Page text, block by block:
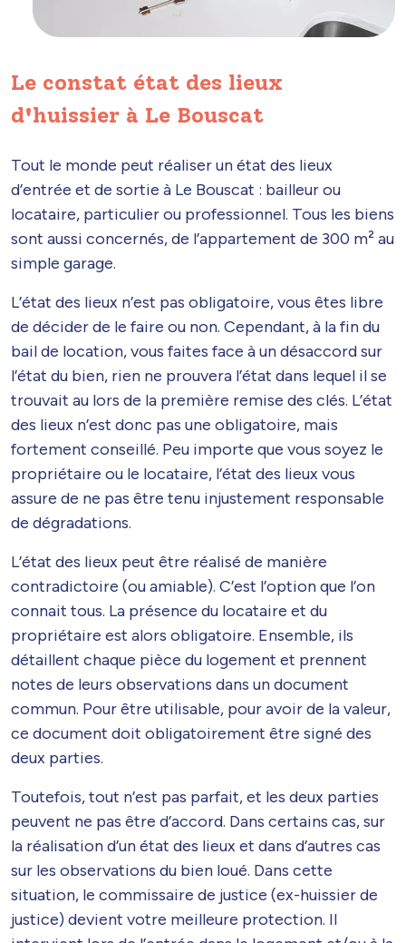
Le constat état des lieux
d'huissier à Le Bouscat
Tout le monde peut réaliser un état des lieux
d’entrée et de sortie à Le Bouscat : bailleur ou
locataire, particulier ou professionnel. Tous les biens
sont aussi concernés, de l’appartement de 300 m² au
simple garage.
L’état des lieux n’est pas obligatoire, vous êtes libre
de décider de le faire ou non. Cependant, à la fin du
bail de location, vous faites face à un désaccord sur
l’état du bien, rien ne prouvera l’état dans lequel il se
trouvait au lors de la première remise des clés. L’état
des lieux n’est donc pas une obligatoire, mais
fortement conseillé. Peu importe que vous soyez le
propriétaire ou le locataire, l’état des lieux vous
assure de ne pas être tenu injustement responsable
de dégradations.
L’état des lieux peut être réalisé de manière
contradictoire (ou amiable). C’est l’option que l’on
connait tous. La présence du locataire et du
propriétaire est alors obligatoire. Ensemble, ils
détaillent chaque pièce du logement et prennent
notes de leurs observations dans un document
commun. Pour être utilisable, pour avoir de la valeur,
ce document doit obligatoirement être signé des
deux parties.
Toutefois, tout n’est pas parfait, et les deux parties
peuvent ne pas être d’accord. Dans certains cas, sur
la réalisation d’un état des lieux et dans d’autres cas
sur les observations du bien loué. Dans cette
situation, le commissaire de justice (ex-huissier de
justice) devient votre meilleure protection. Il